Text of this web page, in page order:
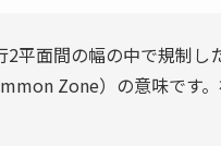
平面間の幅の中で規制し
Zone）の意味です